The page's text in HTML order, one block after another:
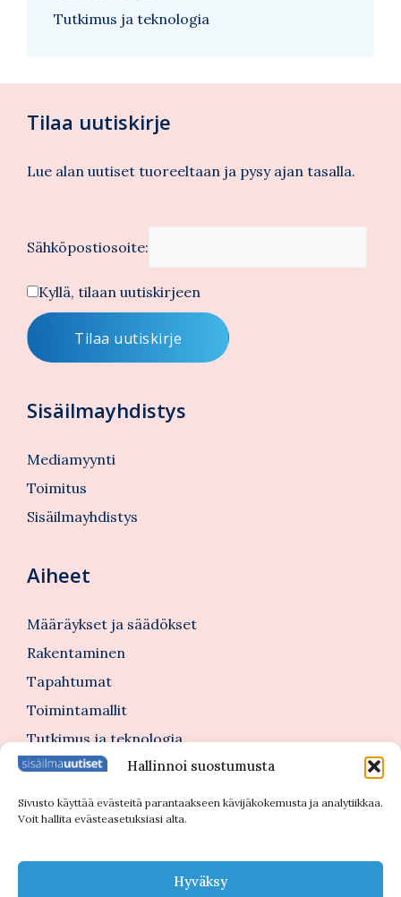
Hallinnoi suostumusta
Sivusto käyttää evästeitä parantaakseen kävijäkokemusta ja analytiikkaa.
Voit hallita evästeasetuksiasi alta.
Hyväksy
Tutkimus ja teknologia
Tilaa uutiskirje
Lue alan uutiset tuoreeltaan ja pysy ajan tasalla.
Sähköpostiosoite:
Kyllä, tilaan uutiskirjeen
Sisäilmayhdistys
Mediamyynti
Toimitus
Sisäilmayhdistys
Aiheet
Määräykset ja säädökset
Rakentaminen
Tapahtumat
Toimintamallit
Tutkimus ja teknologia
Tutustu myös